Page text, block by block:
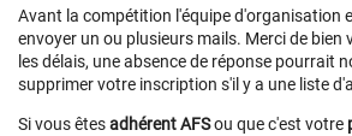
Avant la compétition l'équipe d'organisation
envoyer un ou plusieurs mails. Merci de bien
les délais, une absence de réponse pourrait
supprimer votre inscription s'il y a une liste
Si vous êtesadhérent AFSou que c'est votre